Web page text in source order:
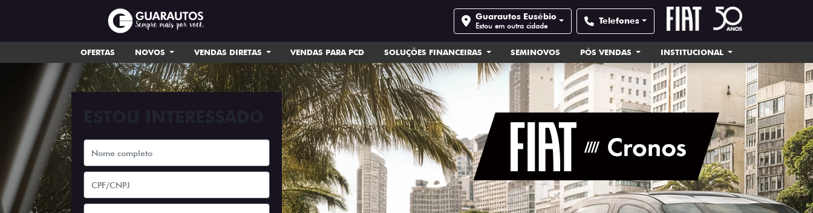
Guarautos Eusébio
Estou em outra cidade Telefones
OFERTAS NOVOS VENDAS DIRETAS VENDAS PARA PCD SOLUÇÕES FINANCEIRAS SEMINOVOS PÓS VENDAS INSTITUCIONAL